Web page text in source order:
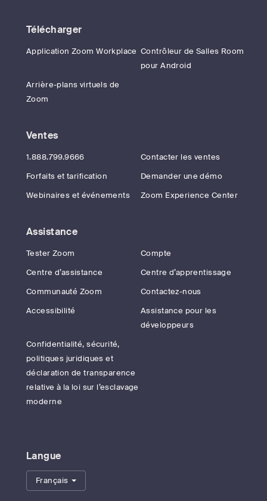
Télécharger
Application Zoom Workplace Contrôleur de Salles Room
pour Android
Arrière-plans virtuels de
Zoom
Ventes
1.888.799.9666
Contacter les ventes
Forfaits et tarification
Demander une démo
Webinaires et événements
Zoom Experience Center
Assistance
Tester Zoom
Compte
Centre d’assistance
Centre d’apprentissage
Communauté Zoom
Contactez-nous
Accessibilité
Assistance pour les
développeurs
Confidentialité, sécurité,
politiques juridiques et
déclaration de transparence
relative à la loi sur l’esclavage
moderne
Langue
Français